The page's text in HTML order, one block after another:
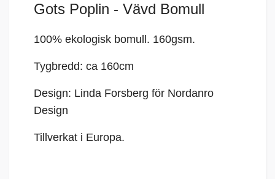
Gots Poplin - Vävd Bomull
100% ekologisk bomull. 160gsm.
Tygbredd: ca 160cm
Design: Linda Forsberg för Nordanro
Design
Tillverkat i Europa.